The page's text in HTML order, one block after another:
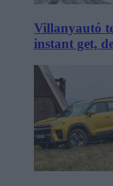
Villanyautó
instant get,